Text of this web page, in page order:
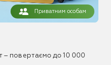
Приватним особам
– повертаємо до 10 000